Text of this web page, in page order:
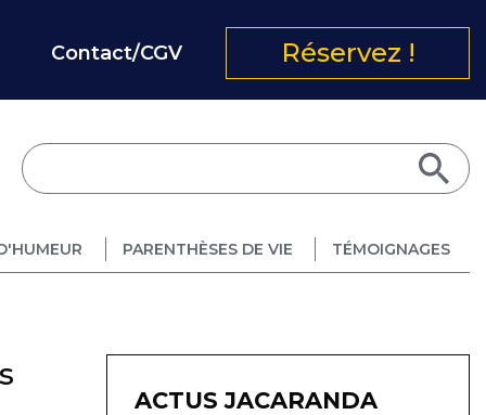
Contact/CGV Réservez !
PARENTHÈSES DE VIE TÉMOIGNAGES
ACTUS JACARANDA